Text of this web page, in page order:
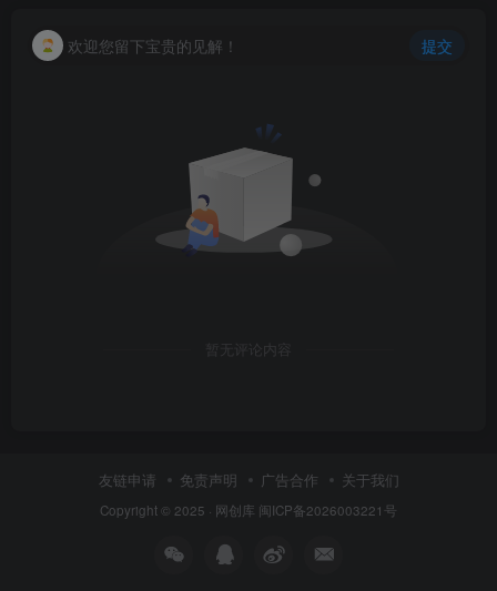
欢迎您留下宝贵的见解！ 提交
暂无评论内容
友链申请 免责声明 广告合作 关于我们
Copyright © 2025 · 网创库 闽ICP备2026003221号